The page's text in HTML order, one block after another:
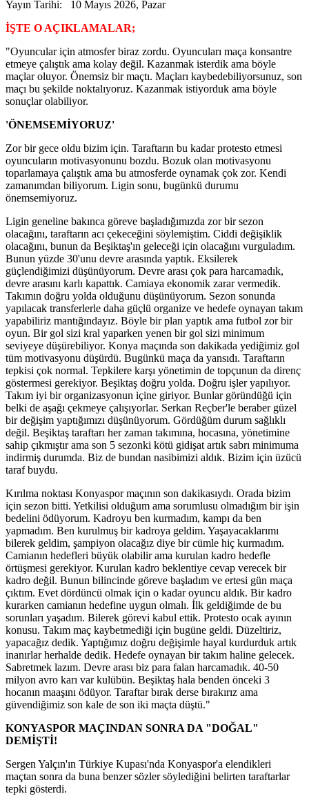
Yayın Tarihi: 10 Mayıs 2026, Pazar
İŞTE O AÇIKLAMALAR;
"Oyuncular için atmosfer biraz zordu. Oyuncuları maça konsantre
etmeye çalıştık ama kolay değil. Kazanmak isterdik ama böyle
maçlar oluyor. Önemsiz bir maçtı. Maçları kaybedebiliyorsunuz, son
maçı bu şekilde noktalıyoruz. Kazanmak istiyorduk ama böyle
sonuçlar olabiliyor.
'ÖNEMSEMİYORUZ'
Zor bir gece oldu bizim için. Taraftarın bu kadar protesto etmesi
oyuncuların motivasyonunu bozdu. Bozuk olan motivasyonu
toparlamaya çalıştık ama bu atmosferde oynamak çok zor. Kendi
zamanımdan biliyorum. Ligin sonu, bugünkü durumu
önemsemiyoruz.
Ligin geneline bakınca göreve başladığımızda zor bir sezon
olacağını, taraftarın acı çekeceğini söylemiştim. Ciddi değişiklik
olacağını, bunun da Beşiktaş'ın geleceği için olacağını vurguladım.
Bunun yüzde 30'unu devre arasında yaptık. Eksilerek
güçlendiğimizi düşünüyorum. Devre arası çok para harcamadık,
devre arasını karlı kapattık. Camiaya ekonomik zarar vermedik.
Takımın doğru yolda olduğunu düşünüyorum. Sezon sonunda
yapılacak transferlerle daha güçlü organize ve hedefe oynayan takım
yapabiliriz mantığındayız. Böyle bir plan yaptık ama futbol zor bir
oyun. Bir gol sizi kral yaparken yenen bir gol sizi minimum
seviyeye düşürebiliyor. Konya maçında son dakikada yediğimiz gol
tüm motivasyonu düşürdü. Bugünkü maça da yansıdı. Taraftarın
tepkisi çok normal. Tepkilere karşı yönetimin de topçunun da direnç
göstermesi gerekiyor. Beşiktaş doğru yolda. Doğru işler yapılıyor.
Takım iyi bir organizasyonun içine giriyor. Bunlar göründüğü için
belki de aşağı çekmeye çalışıyorlar. Serkan Reçber'le beraber güzel
bir değişim yaptığımızı düşünüyorum. Gördüğüm durum sağlıklı
değil. Beşiktaş taraftarı her zaman takımına, hocasına, yönetimine
sahip çıkmıştır ama son 5 sezonki kötü gidişat artık sabrı minimuma
indirmiş durumda. Biz de bundan nasibimizi aldık. Bizim için üzücü
taraf buydu.
Kırılma noktası Konyaspor maçının son dakikasıydı. Orada bizim
için sezon bitti. Yetkilisi olduğum ama sorumlusu olmadığım bir işin
bedelini ödüyorum. Kadroyu ben kurmadım, kampı da ben
yapmadım. Ben kurulmuş bir kadroya geldim. Yaşayacaklarımı
bilerek geldim, şampiyon olacağız diye bir cümle hiç kurmadım.
Camianın hedefleri büyük olabilir ama kurulan kadro hedefle
örtüşmesi gerekiyor. Kurulan kadro beklentiye cevap verecek bir
kadro değil. Bunun bilincinde göreve başladım ve ertesi gün maça
çıktım. Evet dördüncü olmak için o kadar oyuncu aldık. Bir kadro
kurarken camianın hedefine uygun olmalı. İlk geldiğimde de bu
sorunları yaşadım. Bilerek görevi kabul ettik. Protesto ocak ayının
konusu. Takım maç kaybetmediği için bugüne geldi. Düzeltiriz,
yapacağız dedik. Yaptığımız doğru değişimle hayal kurdurduk artık
inanırlar herhalde dedik. Hedefe oynayan bir takım haline gelecek.
Sabretmek lazım. Devre arası biz para falan harcamadık. 40-50
milyon avro karı var kulübün. Beşiktaş hala benden önceki 3
hocanın maaşını ödüyor. Taraftar bırak derse bırakırız ama
güvendiğimiz son kale de son iki maçta düştü."
KONYASPOR MAÇINDAN SONRA DA "DOĞAL"
DEMİŞTİ!
Sergen Yalçın'ın Türkiye Kupası'nda Konyaspor'a elendikleri
maçtan sonra da buna benzer sözler söylediğini belirten taraftarlar
tepki gösterdi.